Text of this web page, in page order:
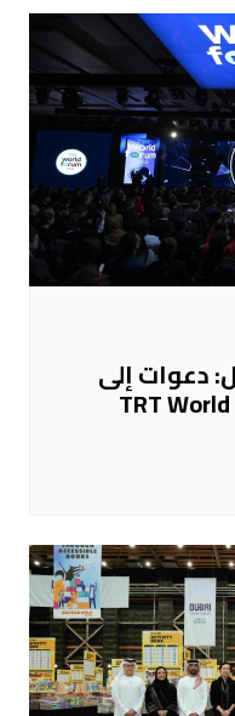
دعوات إلى
حلول عالمية في منتدى TRT World